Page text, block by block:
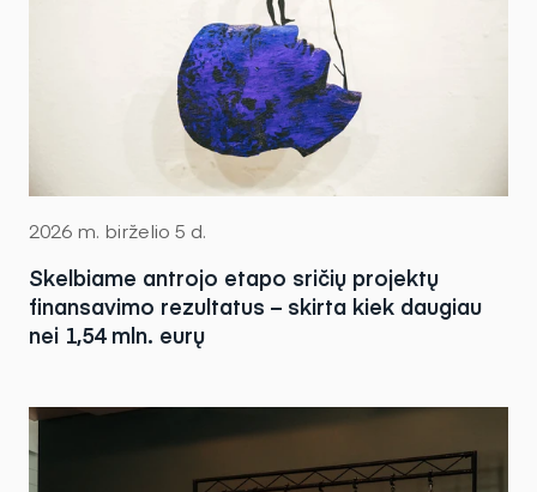
2026 m. birželio 5 d.
Skelbiame antrojo etapo sričių projektų
finansavimo rezultatus – skirta kiek daugiau
nei 1,54 mln. eurų